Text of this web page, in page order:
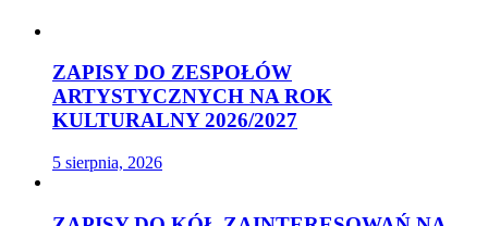
ZAPISY DO ZESPOŁÓW
ARTYSTYCZNYCH NA ROK
KULTURALNY 2026/2027
5 sierpnia, 2026